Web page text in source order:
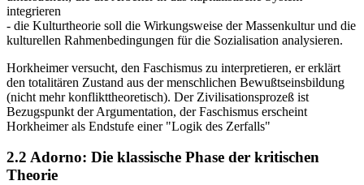
integrieren
- die Kulturtheorie soll die Wirkungsweise der Massenkultur und die
kulturellen Rahmenbedingungen für die Sozialisation analysieren.
Horkheimer versucht, den Faschismus zu interpretieren, er erklärt
den totalitären Zustand aus der menschlichen Bewußtseinsbildung
(nicht mehr konflikttheoretisch). Der Zivilisationsprozeß ist
Bezugspunkt der Argumentation, der Faschismus erscheint
Horkheimer als Endstufe einer "Logik des Zerfalls"
2.2 Adorno: Die klassische Phase der kritischen
Theorie